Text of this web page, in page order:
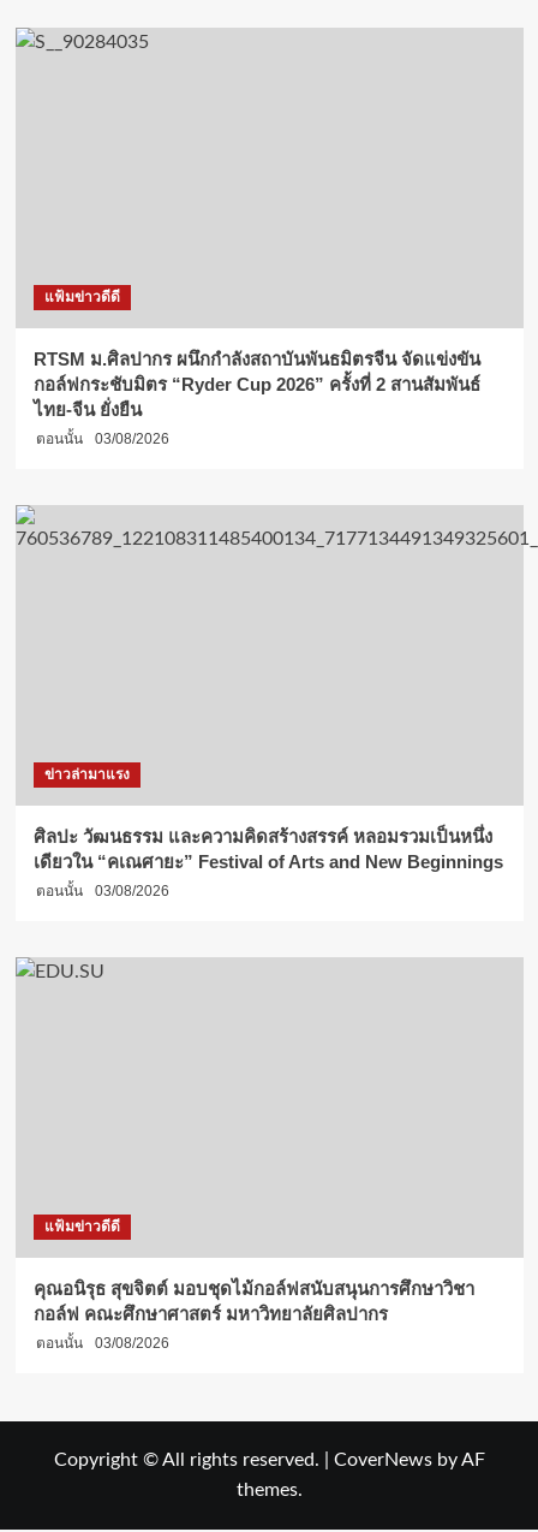
แฟ้มข่าวดีดี
RTSM ม.ศิลปากร ผนึกกำลังสถาบันพันธมิตรจีน จัดแข่งขัน
กอล์ฟกระชับมิตร “Ryder Cup 2026” ครั้งที่ 2 สานสัมพันธ์
ไทย-จีน ยั่งยืน
ตอนนั้น 03/08/2026
ข่าวล่ามาแรง
ศิลปะ วัฒนธรรม และความคิดสร้างสรรค์ หลอมรวมเป็นหนึ่ง
เดียวใน “คเณศายะ” Festival of Arts and New Beginnings
ตอนนั้น 03/08/2026
แฟ้มข่าวดีดี
คุณอนิรุธ สุขจิตต์ มอบชุดไม้กอล์ฟสนับสนุนการศึกษาวิชา
กอล์ฟ คณะศึกษาศาสตร์ มหาวิทยาลัยศิลปากร
ตอนนั้น 03/08/2026
Copyright © All rights reserved. CoverNewsby AF
themes.